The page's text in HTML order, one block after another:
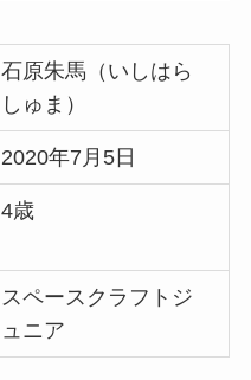
石原朱馬（いしはら
しゅま）
2020年7月5日
4歳
スペースクラフトジ
ュニア